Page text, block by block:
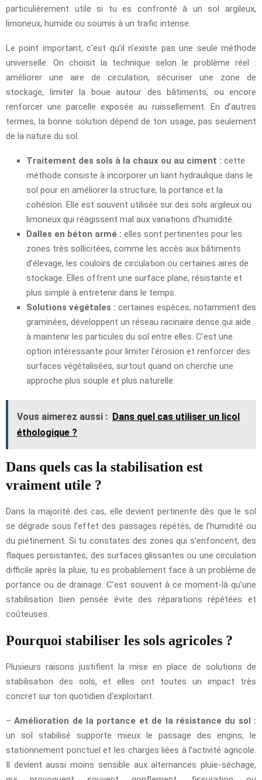
particulièrement utile si tu es confronté à un sol argileux,
limoneux, humide ou soumis à un trafic intense.
Le point important, c’est qu’il n’existe pas une seule méthode
universelle. On choisit la technique selon le problème réel :
améliorer une aire de circulation, sécuriser une zone de
stockage, limiter la boue autour des bâtiments, ou encore
renforcer une parcelle exposée au ruissellement. En d’autres
termes, la bonne solution dépend de ton usage, pas seulement
de la nature du sol.
Traitement des sols à la chaux ou au ciment : cette
méthode consiste à incorporer un liant hydraulique dans le
sol pour en améliorer la structure, la portance et la
cohésion. Elle est souvent utilisée sur des sols argileux ou
limoneux qui réagissent mal aux variations d’humidité.
Dalles en béton armé : elles sont pertinentes pour les
zones très sollicitées, comme les accès aux bâtiments
d’élevage, les couloirs de circulation ou certaines aires de
stockage. Elles offrent une surface plane, résistante et
plus simple à entretenir dans le temps.
Solutions végétales : certaines espèces, notamment des
graminées, développent un réseau racinaire dense qui aide
à maintenir les particules du sol entre elles. C’est une
option intéressante pour limiter l’érosion et renforcer des
surfaces végétalisées, surtout quand on cherche une
approche plus souple et plus naturelle.
Vous aimerez aussi : Dans quel cas utiliser un licol
éthologique ?
Dans quels cas la stabilisation est
vraiment utile ?
Dans la majorité des cas, elle devient pertinente dès que le sol
se dégrade sous l’effet des passages répétés, de l’humidité ou
du piétinement. Si tu constates des zones qui s’enfoncent, des
flaques persistantes, des surfaces glissantes ou une circulation
difficile après la pluie, tu es probablement face à un problème de
portance ou de drainage. C’est souvent à ce moment-là qu’une
stabilisation bien pensée évite des réparations répétées et
coûteuses.
Pourquoi stabiliser les sols agricoles ?
Plusieurs raisons justifient la mise en place de solutions de
stabilisation des sols, et elles ont toutes un impact très
concret sur ton quotidien d’exploitant.
–Amélioration de la portance et de la résistance du sol :
un sol stabilisé supporte mieux le passage des engins, le
stationnement ponctuel et les charges liées à l’activité agricole.
Il devient aussi moins sensible aux alternances pluie-séchage,